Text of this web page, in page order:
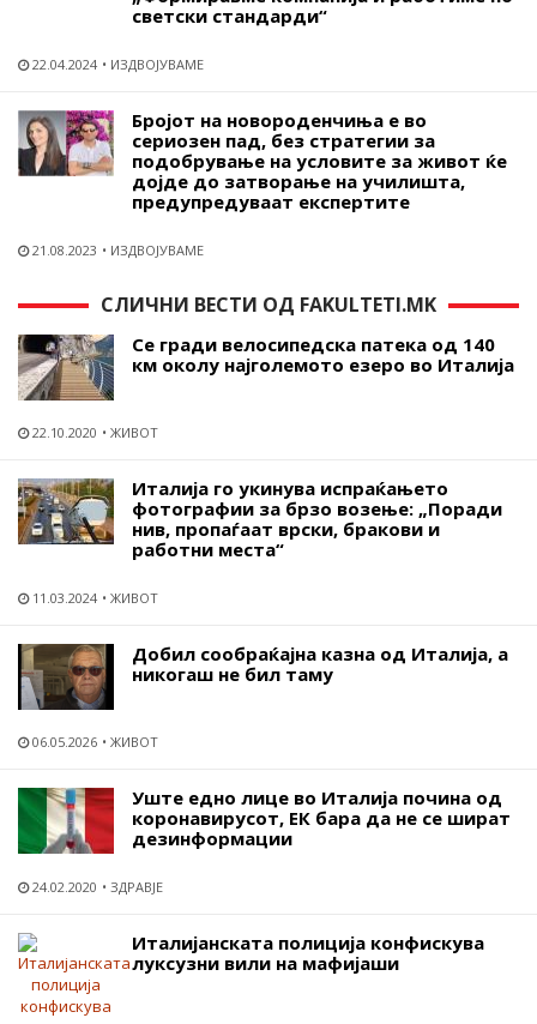
светски стандарди“
22.04.2024 ИЗДВОЈУВАМЕ
Бројот на новороденчиња е во
сериозен пад, без стратегии за
подобрување на условите за живот ќе
дојде до затворање на училишта,
предупредуваат експертите
21.08.2023 ИЗДВОЈУВАМЕ
СЛИЧНИ ВЕСТИ ОД FAKULTETI.MK
Се гради велосипедска патека од 140
км околу најголемото езеро во Италија
22.10.2020 ЖИВОТ
Италија го укинува испраќањето
фотографии за брзо возење: „Поради
нив, пропаѓаат врски, бракови и
работни места“
11.03.2024 ЖИВОТ
Добил сообраќајна казна од Италија, а
никогаш не бил таму
06.05.2026 ЖИВОТ
Уште едно лице во Италија почина од
коронавирусот, ЕК бара да не се шират
дезинформации
24.02.2020 ЗДРАВЈЕ
Италијанската полиција конфискува
луксузни вили на мафијаши